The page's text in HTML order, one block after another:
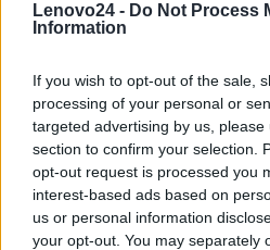
Lenovo24 - Do Not Process
Information
If you wish to opt-out of the sale,
processing of your personal or
targeted advertising by us,
section to confirm your selection.
opt-out request is processed you
interest-based ads based on
us or personal information
your opt-out. You may separately
producenta
Podmiot
odpowiedzialny
o.o.
ul.
02-